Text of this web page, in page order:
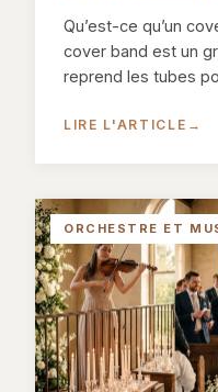
Qu’est-ce qu’un
cover band est un
reprend les tubes
LIRE L'ARTICLE →
ORCHESTRE ET